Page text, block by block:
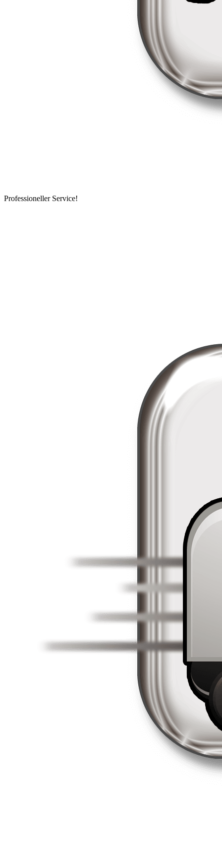
Professioneller Service!